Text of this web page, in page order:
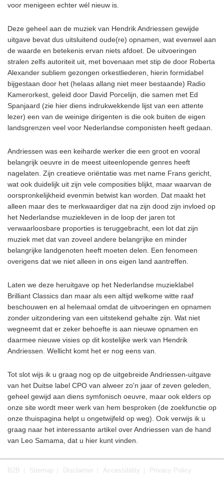
voor menigeen echter wél nieuw is.
Deze geheel aan de muziek van Hendrik Andriessen gewijde
uitgave bevat dus uitsluitend oude(re) opnamen, wat evenwel aan
de waarde en betekenis ervan niets afdoet. De uitvoeringen
stralen zelfs autoriteit uit, met bovenaan met stip de door Roberta
Alexander subliem gezongen orkestliederen, hierin formidabel
bijgestaan door het (helaas allang niet meer bestaande) Radio
Kamerorkest, geleid door David Porcelijn, die samen met Ed
Spanjaard (zie hier diens indrukwekkende lijst van een attente
lezer) een van de weinige dirigenten is die ook buiten de eigen
landsgrenzen veel voor Nederlandse componisten heeft gedaan.
Andriessen was een keiharde werker die een groot en vooral
belangrijk oeuvre in de meest uiteenlopende genres heeft
nagelaten. Zijn creatieve oriëntatie was met name Frans gericht,
wat ook duidelijk uit zijn vele composities blijkt, maar waarvan de
oorspronkelijkheid evenmin betwist kan worden. Dat maakt het
alleen maar des te merkwaardiger dat na zijn dood zijn invloed op
het Nederlandse muziekleven in de loop der jaren tot
verwaarloosbare proporties is teruggebracht, een lot dat zijn
muziek met dat van zoveel andere belangrijke en minder
belangrijke landgenoten heeft moeten delen. Een fenomeen
overigens dat we niet alleen in ons eigen land aantreffen.
Laten we deze heruitgave op het Nederlandse muzieklabel
Brilliant Classics dan maar als een altijd welkome witte raaf
beschouwen en al helemaal omdat de uitvoeringen en opnamen
zonder uitzondering van een uitstekend gehalte zijn. Wat niet
wegneemt dat er zeker behoefte is aan nieuwe opnamen en
daarmee nieuwe visies op dit kostelijke werk van Hendrik
Andriessen. Wellicht komt het er nog eens van.
Tot slot wijs ik u graag nog op de uitgebreide Andriessen-uitgave
van het Duitse label CPO van alweer zo'n jaar of zeven geleden,
geheel gewijd aan diens symfonisch oeuvre, maar ook elders op
onze site wordt meer werk van hem besproken (de zoekfunctie op
onze thuispagina helpt u ongetwijfeld op weg). Ook verwijs ik u
graag naar het interessante artikel over Andriessen van de hand
van Leo Samama, dat u hier kunt vinden.
B2B Sitemap Disclaimer Accessibility Privacy Policy